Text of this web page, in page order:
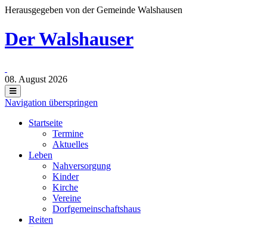
Herausgegeben von der Gemeinde Walshausen
Der Walshauser
08. August 2026
Navigation überspringen
Startseite
Termine
Aktuelles
Leben
Nahversorgung
Kinder
Kirche
Vereine
Dorfgemeinschaftshaus
Reiten